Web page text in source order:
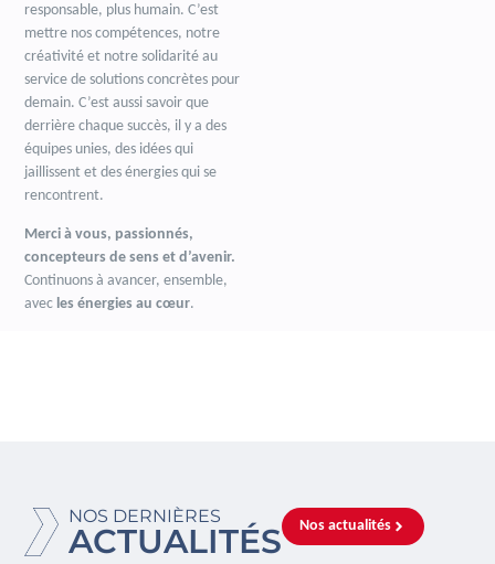
responsable, plus humain. C’est
mettre nos compétences, notre
créativité et notre solidarité au
service de solutions concrètes pour
demain. C’est aussi savoir que
derrière chaque succès, il y a des
équipes unies, des idées qui
jaillissent et des énergies qui se
rencontrent.
Merci à vous, passionnés,
concepteurs de sens et d’avenir.
Continuons à avancer, ensemble,
avec les énergies au cœur.
NOS DERNIÈRES
ACTUALITÉS Nos actualités